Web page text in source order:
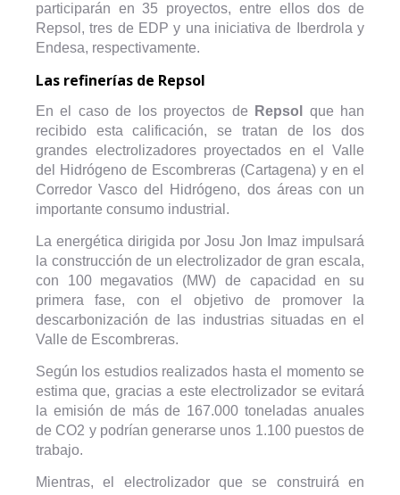
participarán en 35 proyectos, entre ellos dos de
Repsol, tres de EDP y una iniciativa de Iberdrola y
Endesa, respectivamente.
Las refinerías de Repsol
En el caso de los proyectos de Repsol
que han
recibido esta calificación, se tratan de los dos
grandes electrolizadores proyectados en el Valle
del Hidrógeno de Escombreras (Cartagena) y en el
Corredor Vasco del Hidrógeno, dos áreas con un
importante consumo industrial.
La energética dirigida por Josu Jon Imaz impulsará
la construcción de un electrolizador de gran escala,
con 100 megavatios (MW) de capacidad en su
primera fase, con el objetivo de promover la
descarbonización de las industrias situadas en el
Valle de Escombreras.
Según los estudios realizados hasta el momento se
estima que, gracias a este electrolizador se evitará
la emisión de más de 167.000 toneladas anuales
de CO2 y podrían generarse unos 1.100 puestos de
trabajo.
Mientras, el electrolizador que se construirá en